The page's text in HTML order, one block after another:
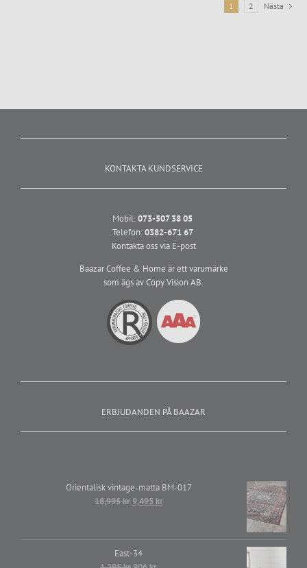
1 2 Nästa
KONTAKTA KUNDSERVICE
Mobil:073-507 38 05
Telefon:0382-671 67
Kontakta oss via E-post
Baazar Coffee & Home är ett varumärke
som ägs av Copy Vision AB.
ERBJUDANDEN PÅ BAAZAR
Orientalisk vintage-matta BM-017
18,995kr Det
18,995 kr.
9,495 krDet
East-34